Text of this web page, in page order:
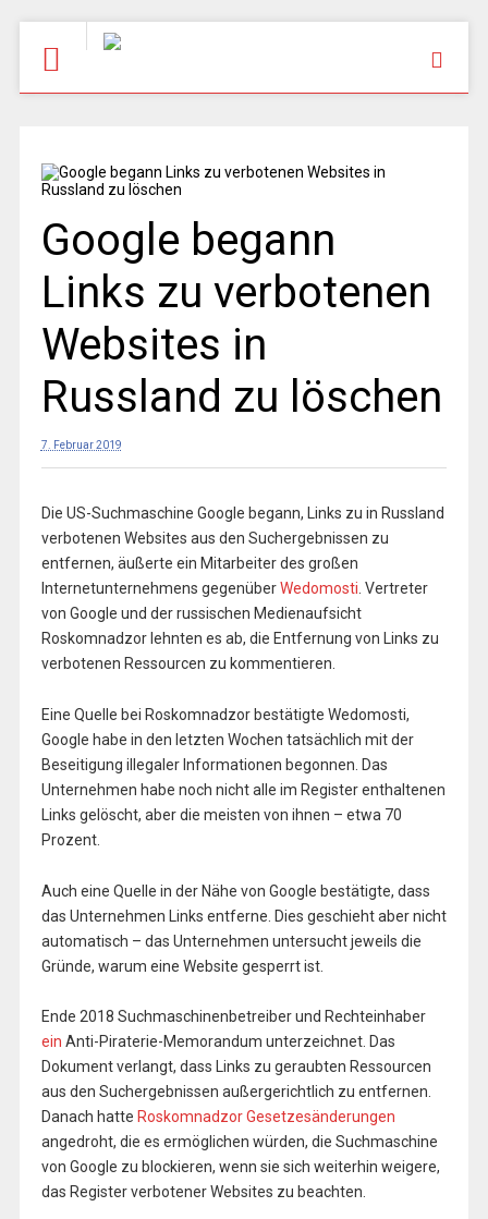
Google begann
Links zu verbotenen
Websites in
Russland zu löschen
7. Februar 2019
Die US-Suchmaschine Google begann, Links zu in Russland
verbotenen Websites aus den Suchergebnissen zu
entfernen, äußerte ein Mitarbeiter des großen
Internetunternehmens gegenüberWedomosti . Vertreter
von Google und der russischen Medienaufsicht
Roskomnadzor lehnten es ab, die Entfernung von Links zu
verbotenen Ressourcen zu kommentieren.
Eine Quelle bei Roskomnadzor bestätigte Wedomosti,
Google habe in den letzten Wochen tatsächlich mit der
Beseitigung illegaler Informationen begonnen. Das
Unternehmen habe noch nicht alle im Register enthaltenen
Links gelöscht, aber die meisten von ihnen – etwa 70
Prozent.
Auch eine Quelle in der Nähe von Google bestätigte, dass
das Unternehmen Links entferne. Dies geschieht aber nicht
automatisch – das Unternehmen untersucht jeweils die
Gründe, warum eine Website gesperrt ist.
Ende 2018 Suchmaschinenbetreiber und Rechteinhaber
ein Anti-Piraterie-Memorandum unterzeichnet. Das
Dokument verlangt, dass Links zu geraubten Ressourcen
aus den Suchergebnissen außergerichtlich zu entfernen.
Danach hatte Roskomnadzor Gesetzesänderungen
angedroht, die es ermöglichen würden, die Suchmaschine
von Google zu blockieren, wenn sie sich weiterhin weigere,
das Register verbotener Websites zu beachten.